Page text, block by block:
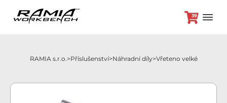
39
RAMIA s.r.o. Příslušenství Náhradní díly Vřeteno velké